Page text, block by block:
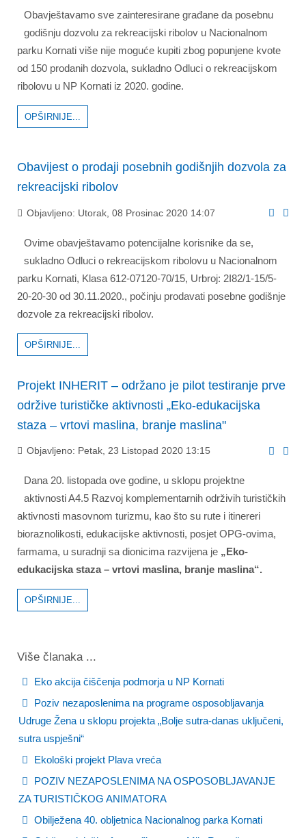
Obavještavamo sve zainteresirane građane da posebnu
godišnju dozvolu za rekreacijski ribolov u Nacionalnom
parku Kornati više nije moguće kupiti zbog popunjene kvote
od 150 prodanih dozvola, sukladno Odluci o rekreacijskom
ribolovu u NP Kornati iz 2020. godine.
OPŠIRNIJE...
Obavijest o prodaji posebnih godišnjih dozvola za
rekreacijski ribolov
Objavljeno: Utorak, 08 Prosinac 2020 14:07
Ovime obavještavamo potencijalne korisnike da se,
sukladno Odluci o rekreacijskom ribolovu u Nacionalnom
parku Kornati, Klasa 612-07120-70/15, Urbroj: 2I82/1-15/5-
20-20-30 od 30.11.2020., počinju prodavati posebne godišnje
dozvole za rekreacijski ribolov.
OPŠIRNIJE...
Projekt INHERIT – održano je pilot testiranje prve
održive turističke aktivnosti „Eko-edukacijska
staza – vrtovi maslina, branje maslina"
Objavljeno: Petak, 23 Listopad 2020 13:15
Dana 20. listopada ove godine, u sklopu projektne
aktivnosti A4.5 Razvoj komplementarnih održivih turističkih
aktivnosti masovnom turizmu, kao što su rute i itinereri
bioraznolikosti, edukacijske aktivnosti, posjet OPG-ovima,
farmama, u suradnji sa dionicima razvijena je „Eko-
edukacijska staza – vrtovi maslina, branje maslina“.
OPŠIRNIJE...
Više članaka ...
Eko akcija čiščenja podmorja u NP Kornati
Poziv nezaposlenima na programe osposobljavanja
Udruge Žena u sklopu projekta „Bolje sutra-danas uključeni,
sutra uspješni“
Ekološki projekt Plava vreća
POZIV NEZAPOSLENIMA NA OSPOSOBLJAVANJE
ZA TURISTIČKOG ANIMATORA
Obilježena 40. obljetnica Nacionalnog parka Kornati